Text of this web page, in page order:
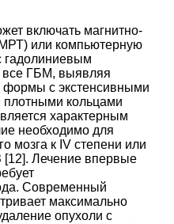
включать магнитно-
или компьютерную
гадолиниевым
все ГБМ, выявляя
формы с экстенсивными
плотными кольцами
характерным
необходимо для
мозга к IV степени или
[12]. Лечение впервые
Современный
максимально
опухоли с